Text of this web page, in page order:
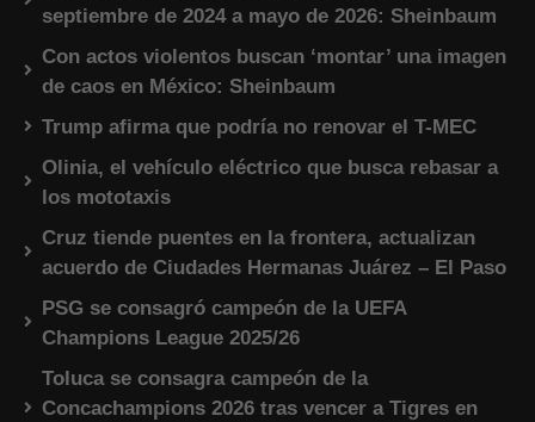
septiembre de 2024 a mayo de 2026: Sheinbaum
Con actos violentos buscan ‘montar’ una imagen
de caos en México: Sheinbaum
Trump afirma que podría no renovar el T-MEC
Olinia, el vehículo eléctrico que busca rebasar a
los mototaxis
Cruz tiende puentes en la frontera, actualizan
acuerdo de Ciudades Hermanas Juárez – El Paso
PSG se consagró campeón de la UEFA
Champions League 2025/26
Toluca se consagra campeón de la
Concachampions 2026 tras vencer a Tigres en